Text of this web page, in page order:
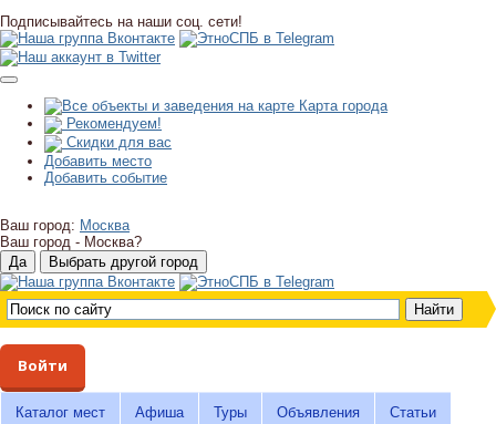
Подписывайтесь на наши соц. сети!
Карта города
Рекомендуем!
Скидки для вас
Добавить место
Добавить событие
Ваш город: Москва
Ваш город - Москва?
Войти
Каталог мест Афиша Туры Объявления Статьи